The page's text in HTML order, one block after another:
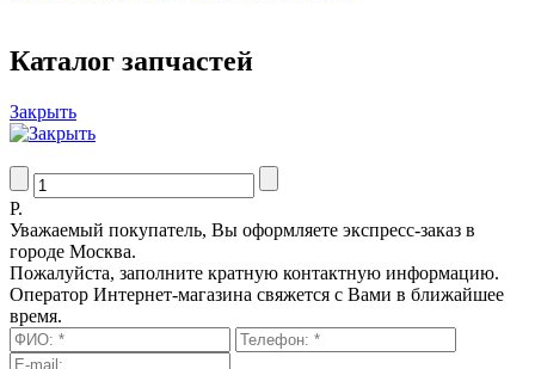
Каталог запчастей
Закрыть
Р.
Уважаемый покупатель, Вы оформляете экспресс-заказ в
городе Москва.
Пожалуйста, заполните кратную контактную информацию.
Оператор Интернет-магазина свяжется с Вами в ближайшее
время.